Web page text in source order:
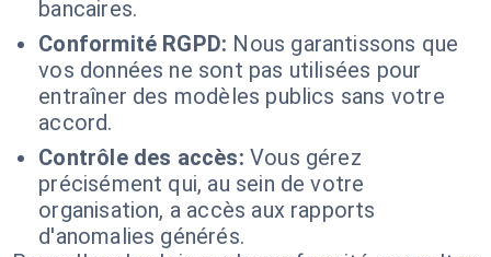
bancaires.
Conformité RGPD: Nous garantissons que
vos données ne sont pas utilisées pour
entraîner des modèles publics sans votre
accord.
Contrôle des accès: Vous gérez
précisément qui, au sein de votre
organisation, a accès aux rapports
d'anomalies générés.